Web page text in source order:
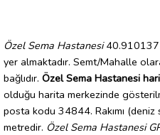
Özel Sema Hastanesi40.910137
yer almaktadır. Semt/Mahalle
bağlıdır. Özel Sema Hastanesi
olduğu harita merkezinde
posta kodu 34844. Rakımı
metredir. Özel Sema Hastanesi